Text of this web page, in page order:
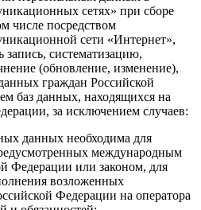
сетях» при сборе
числе посредством
сети «Интернет»,
запись, систематизацию,
(обновление, изменение),
граждан Российской
баз данных, находящихся на
за исключением случаев:
данных необходима для
международным
Федерации или законом, для
возложенных
Федерации на оператора